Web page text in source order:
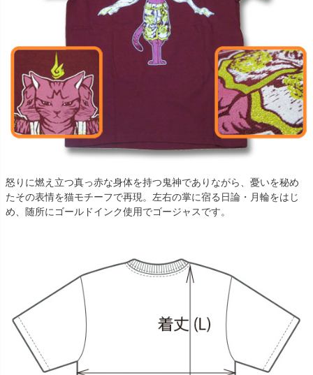
怒りに燃え立つ真っ赤な身体を持つ鬼神でありながら、憂いを秘め
たその表情を猫モチーフで再現。左右の掌に宿る日論・月輪をはじ
め、随所にゴールドインク使用でゴージャスです。